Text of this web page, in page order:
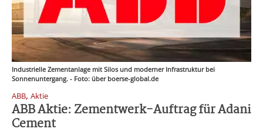
Industrielle Zementanlage mit Silos und moderner Infrastruktur bei
Sonnenuntergang. - Foto: über boerse-global.de
ABB, Aktie
ABB Aktie: Zementwerk-Auftrag für Adani
Cement